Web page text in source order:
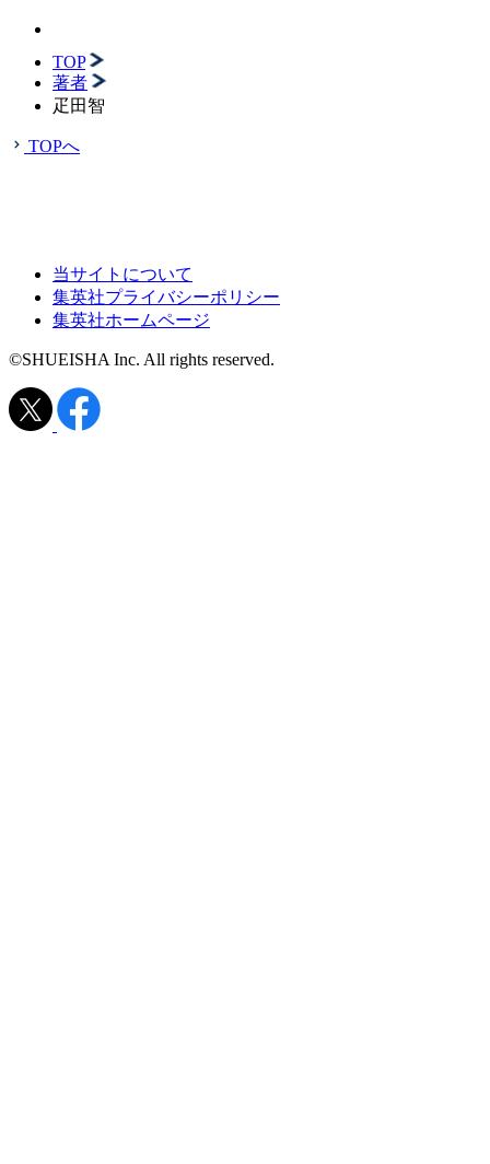
TOP
著者
疋田智
TOPへ
当サイトについて
集英社プライバシーポリシー
集英社ホームページ
©SHUEISHA Inc. All rights reserved.